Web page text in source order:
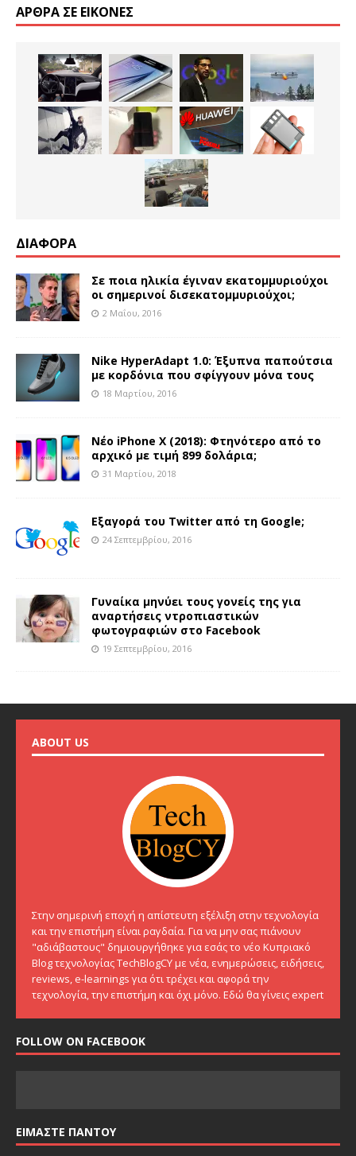
ΆΡΘΡΑ ΣΕ ΕΙΚΌΝΕΣ
ΔΙΑΦΟΡΑ
Σε ποια ηλικία έγιναν εκατομμυριούχοι
οι σημερινοί δισεκατομμυριούχοι;
2 Μαΐου, 2016
Nike HyperAdapt 1.0: Έξυπνα παπούτσια
με κορδόνια που σφίγγουν μόνα τους
18 Μαρτίου, 2016
Νέο iPhone X (2018): Φτηνότερο από το
αρχικό με τιμή 899 δολάρια;
31 Μαρτίου, 2018
Εξαγορά του Twitter από τη Google;
24 Σεπτεμβρίου, 2016
Γυναίκα μηνύει τους γονείς της για
αναρτήσεις ντροπιαστικών
φωτογραφιών στο Facebook
19 Σεπτεμβρίου, 2016
ABOUT US
Στην σημερινή εποχή η απίστευτη εξέλιξη στην τεχνολογία
και την επιστήμη είναι ραγδαία. Για να μην σας πιάνουν
"αδιάβαστους" δημιουργήθηκε για εσάς το νέο Κυπριακό
Blog τεχνολογίας TechBlogCY με νέα, ενημερώσεις, ειδήσεις,
reviews, e-learnings για ότι τρέχει και αφορά την
τεχνολογία, την επιστήμη και όχι μόνο. Εδώ θα γίνεις expert
FOLLOW ON FACEBOOK
ΕΙΜΑΣΤΕ ΠΑΝΤΟΥ